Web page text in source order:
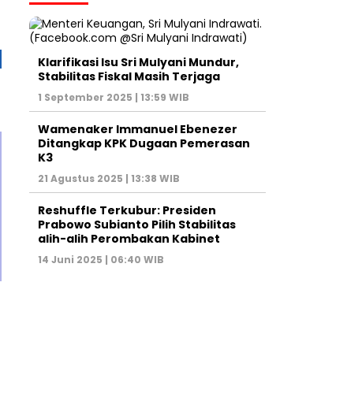
Klarifikasi Isu Sri Mulyani Mundur,
Stabilitas Fiskal Masih Terjaga
1 September 2025 | 13:59 WIB
Wamenaker Immanuel Ebenezer
Ditangkap KPK Dugaan Pemerasan
K3
21 Agustus 2025 | 13:38 WIB
Reshuffle Terkubur: Presiden
Prabowo Subianto Pilih Stabilitas
alih-alih Perombakan Kabinet
14 Juni 2025 | 06:40 WIB